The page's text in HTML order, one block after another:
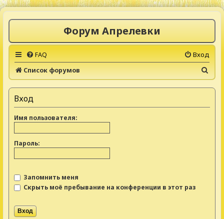
Форум Апрелевки
FAQ
Вход
Список форумов
о
с
Вход
Имя пользователя:
Пароль:
Запомнить меня
Скрыть моё пребывание на конференции в этот раз